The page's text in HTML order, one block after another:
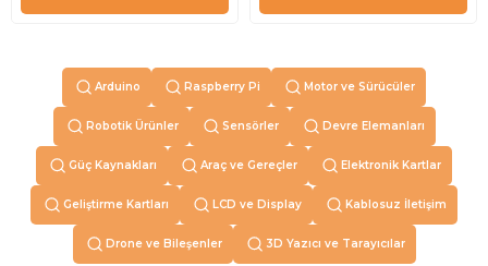
Arduino Raspberry Pi Motor ve Sürücüler
Robotik Ürünler Sensörler Devre Elemanları
Güç Kaynakları Araç ve Gereçler Elektronik Kartlar
Geliştirme Kartları LCD ve Display Kablosuz İletişim
Drone ve Bileşenler 3D Yazıcı ve Tarayıcılar